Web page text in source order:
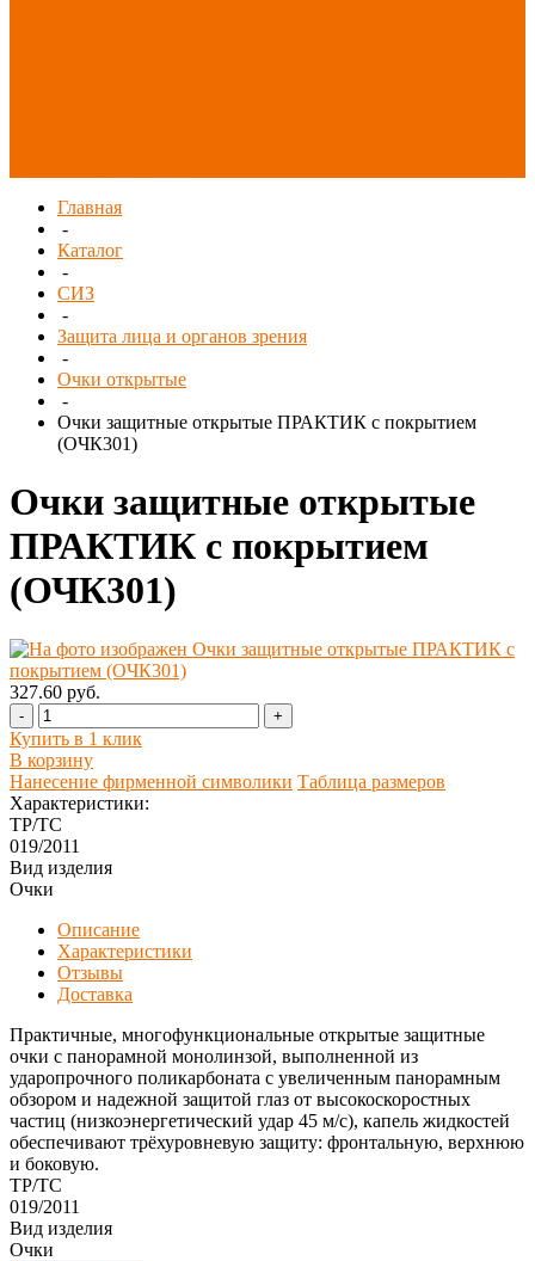
Главная
-
Каталог
-
СИЗ
-
Защита лица и органов зрения
-
Очки открытые
-
Очки защитные открытые ПРАКТИК с покрытием
(ОЧК301)
Очки защитные открытые
ПРАКТИК с покрытием
(ОЧК301)
327.60 руб.
- +
Купить в 1 клик
В корзину
Нанесение фирменной символики Таблица размеров
Характеристики:
ТР/ТС
019/2011
Вид изделия
Очки
Описание
Характеристики
Отзывы
Доставка
Практичные, многофункциональные открытые защитные
очки с панорамной монолинзой, выполненной из
ударопрочного поликарбоната с увеличенным панорамным
обзором и надежной защитой глаз от высокоскоростных
частиц (низкоэнергетический удар 45 м/с), капель жидкостей
обеспечивают трёхуровневую защиту: фронтальную, верхнюю
и боковую.
ТР/ТС
019/2011
Вид изделия
Очки